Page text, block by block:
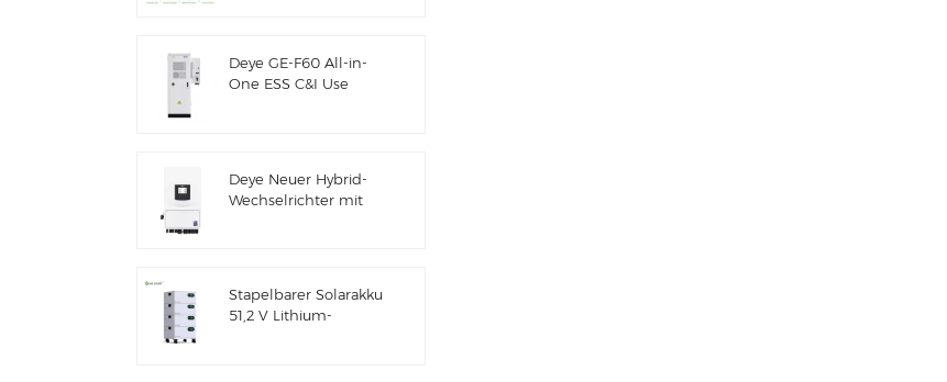
Deye GE-F60 All-in-
One ESS C&I Use
51,2V 100Ah
Deye Neuer Hybrid-
Wechselrichter mit
Stapelbarer Solarakku
51,2 V Lithium-